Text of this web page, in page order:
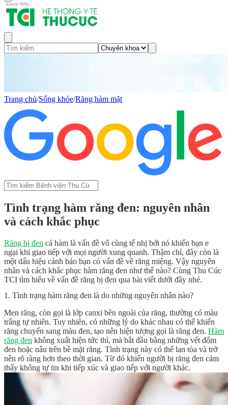
Trang chủ/Sống khỏe/Răng hàm mặt
Tình trạng hàm răng đen: nguyên nhân
và cách khắc phục
Răng bị đen cả hàm là vấn đề vô cùng tế nhị bởi nó khiến bạn e
ngại khi giao tiếp với mọi người xung quanh. Thậm chí, đây còn là
một dấu hiệu cảnh báo bạn có vấn đề về răng miệng. Vậy nguyên
nhân và cách khắc phục hàm răng đen như thế nào? Cùng Thu Cúc
TCI tìm hiểu về vấn đề răng bị đen qua bài viết dưới đây nhé.
1. Tình trạng hàm răng đen là do những nguyên nhân nào?
Men răng, còn gọi là lớp canxi bên ngoài của răng, thường có màu
trắng tự nhiên. Tuy nhiên, có những lý do khác nhau có thể khiến
răng chuyển sang màu đen, tạo nên hiện tượng gọi là răng đen. Hàm
răng đen không xuất hiện tức thì, mà bắt đầu bằng những vết đốm
đen hoặc nâu trên bề mặt răng. Tình trạng này có thể lan tỏa và trở
nên rõ ràng hơn theo thời gian. Từ đó khiến người bị răng đen cảm
thấy không tự tin khi tiếp xúc và giao tiếp với người khác.